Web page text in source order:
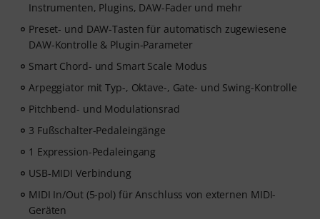
Videolektionen für Produzenten, Kreative und
Songwriter – von DAW-Produktion über Mixing-
Grundlagen und Arrangements bis hin zu Hooks für
TikTok sowie grundlegende Praktiken, um aus Ideen
fertige Tracks zu machen.
Instrumenten, Plugins, DAW-Fader und mehr
Preset- und DAW-Tasten für automatisch zugewiesene
DAW-Kontrolle & Plugin-Parameter
Smart Chord- und Smart Scale Modus
Arpeggiator mit Typ-, Oktave-, Gate- und Swing-Kontrolle
Pitchbend- und Modulationsrad
3 Fußschalter-Pedaleingänge
1 Expression-Pedaleingang
USB-MIDI Verbindung
MIDI In/Out (5-pol) für Anschluss von externen MIDI-
Geräten